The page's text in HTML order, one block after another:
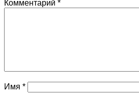
Комментарий *
Имя *